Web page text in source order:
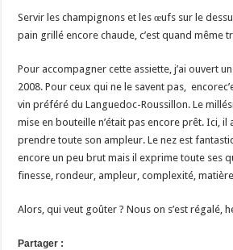
Servir les champignons et les œufs sur le
pain grillé encore chaude, c’est quand même
Pour accompagner cette assiette, j’ai ouvert
2008. Pour ceux qui ne le savent pas,
vin préféré du Languedoc-Roussillon. Le
mise en bouteille n’était pas encore prêt. Ici, il
prendre toute son ampleur. Le nez est
encore un peu brut mais il exprime toute ses
finesse, rondeur, ampleur, complexité,
Alors, qui veut goûter ? Nous on s’est régalé,
Partager :